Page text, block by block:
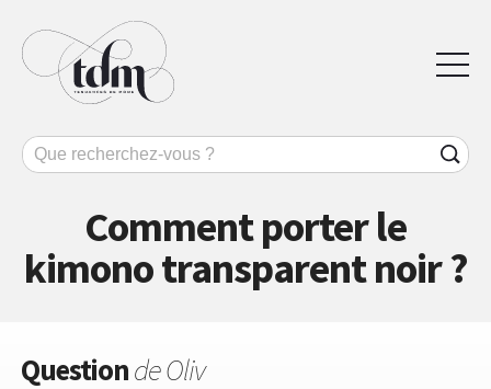
Comment porter le
kimono transparent noir ?
Questionde Oliv